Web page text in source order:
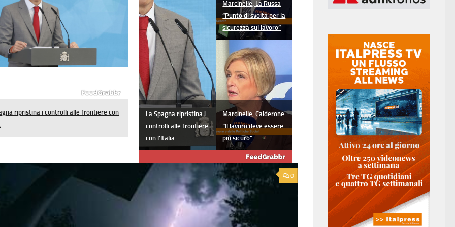
per truffe telefoniche? Arriva l'app
ai numeri sconosciuti
La Spagna ripristina i
controlli alle frontiere
con l’Italia
Marcinelle, La Russa
“Punto di svolta per la
sicurezza sul lavoro”
Marcinelle, Calderone
“Il lavoro deve essere
più sicuro”
0